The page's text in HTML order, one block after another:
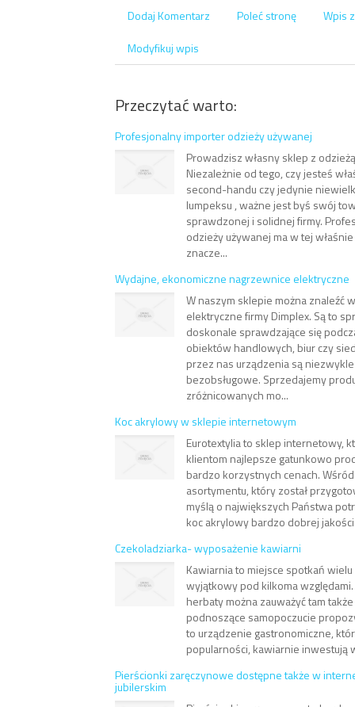
Dodaj Komentarz Poleć stronę
Wpis
Modyfikuj wpis
Przeczytać warto:
Profesjonalny importer odzieży używanej
Prowadzisz własny sklep z
Niezależnie od tego, czy jesteś
second-handu czy jedynie
lumpeksu , ważne jest byś swój
sprawdzonej i solidnej firmy.
odzieży używanej ma w tej
znacze...
Wydajne, ekonomiczne nagrzewnice elektryczne
W naszym sklepie można znaleźć
elektryczne firmy Dimplex. Są to
doskonale sprawdzające się
obiektów handlowych, biur czy
przez nas urządzenia są
bezobsługowe. Sprzedajemy
zróżnicowanych mo...
Koc akrylowy w sklepie internetowym
Eurotextylia to sklep internetowy,
klientom najlepsze gatunkowo
bardzo korzystnych cenach.
asortymentu, który został
myślą o największych Państwa
koc akrylowy bardzo dobrej
Czekoladziarka- wyposażenie kawiarni
Kawiarnia to miejsce spotkań
wyjątkowy pod kilkoma
herbaty można zauważyć tam
podnoszące samopoczucie
to urządzenie gastronomiczne,
popularności, kawiarnie inwestują
Pierścionki zaręczynowe dostępne także w
jubilerskim